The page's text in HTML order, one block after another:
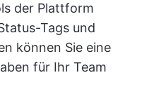
der Plattform
Tags und
können Sie eine
für Ihr Team